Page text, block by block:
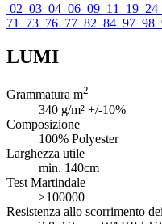
02 03 04 06 09 11 19 24
71
73 76 77 82 84 97 98
LUMI
Grammatura m2
340 g/m² +/-10%
Composizione
100% Polyester
Larghezza utile
min. 140cm
Test Martindale
>100000
Resistenza allo scorrimento